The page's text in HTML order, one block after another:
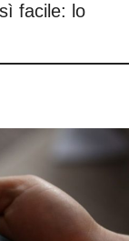
facile: lo